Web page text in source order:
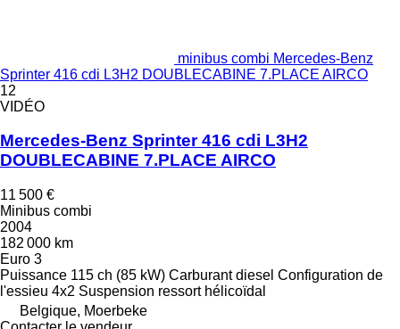
minibus combi Mercedes-Benz
Sprinter 416 cdi L3H2 DOUBLECABINE 7.PLACE AIRCO
12
VIDÉO
Mercedes-Benz Sprinter 416 cdi L3H2
DOUBLECABINE 7.PLACE AIRCO
11 500 €
Minibus combi
2004
182 000 km
Euro 3
Puissance 115 ch (85 kW) Carburant diesel Configuration de
l'essieu 4x2 Suspension ressort hélicoïdal
Belgique, Moerbeke